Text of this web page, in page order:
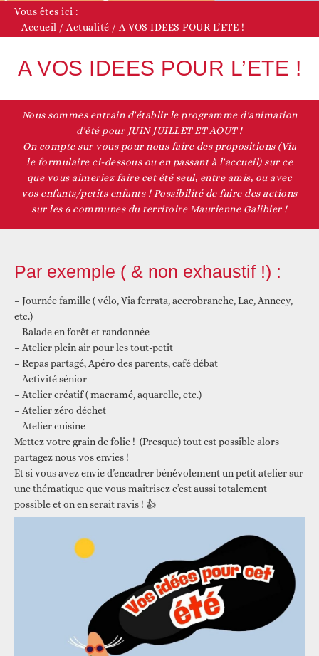
Vous êtes ici :
Accueil / Actualité / A VOS IDEES POUR L’ETE !
A VOS IDEES POUR L’ETE !
Nous sommes entrain d'établir le programme d'animation
d'été pour JUIN JUILLET ET AOUT !
On compte sur vous pour nous faire des propositions (Via
le formulaire ci-dessous ou en passant à l'accueil) sur ce
que vous aimeriez faire cet été seul, entre amis, ou avec
vos enfants/petits enfants ! Possibilité de faire des actions
sur les 6 communes du territoire Maurienne Galibier !
Par exemple ( & non exhaustif !) :
– Journée famille ( vélo, Via ferrata, accrobranche, Lac, Annecy,
etc.)
– Balade en forêt et randonnée
– Atelier plein air pour les tout-petit
– Repas partagé, Apéro des parents, café débat
– Activité sénior
– Atelier créatif ( macramé, aquarelle, etc.)
– Atelier zéro déchet
– Atelier cuisine
Mettez votre grain de folie ! (Presque) tout est possible alors
partagez nous vos envies !
Et si vous avez envie d’encadrer bénévolement un petit atelier sur
une thématique que vous maitrisez c’est aussi totalement
possible et on en serait ravis ! 👍